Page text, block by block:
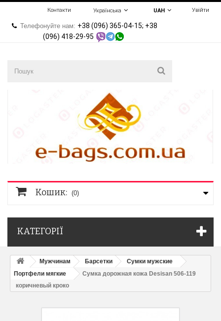
Увійти
UAH
Українська
Контакти
Телефонуйте нам: +38 (096) 365-04-15; +38
(096) 418-29-95
Кошик: (0)
КАТЕГОРІЇ
Мужчинам Барсетки
Сумки мужские
Портфели мягкие
Сумка дорожная кожа Desisan 506-119
коричневый кроко